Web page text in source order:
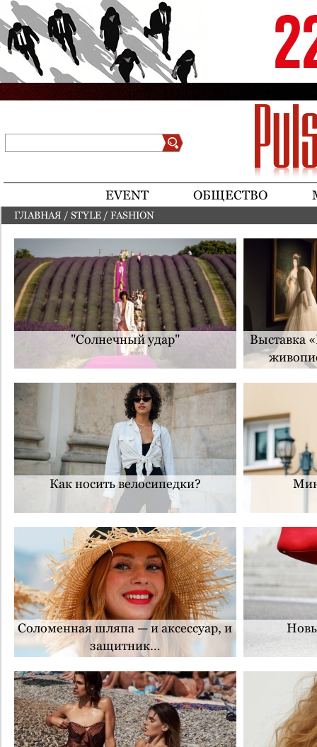
Jump to navigation
EVENT ОБЩЕСТВО
ВЫ ЗДЕСЬ
ГЛАВНАЯ / STYLE / FASHION
"Солнечный удар"
Выставка
Как носить велосипедки?
Соломенная шляпа — и аксессуар, и
защитник…
Страницы